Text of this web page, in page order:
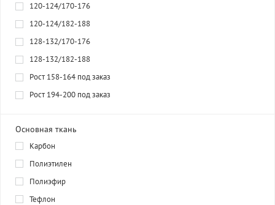
120-124/170-176
120-124/182-188
128-132/170-176
128-132/182-188
Рост 158-164 под заказ
Рост 194-200 под заказ
Основная ткань
Карбон
Полиэтилен
Полиэфир
Тефлон